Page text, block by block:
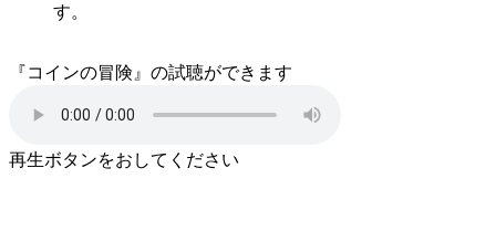
す。
『コインの冒険』の試聴ができます
再生ボタンをおしてください